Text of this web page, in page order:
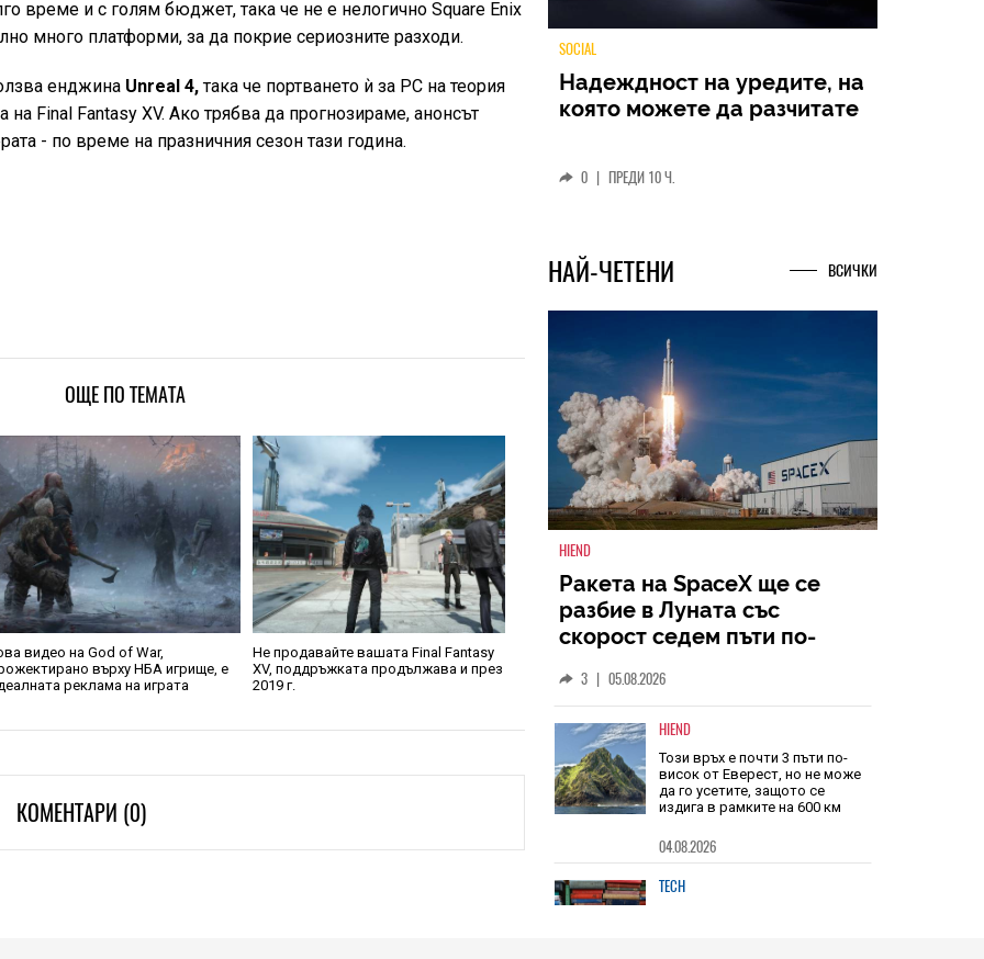
време и с голям бюджет, така че не е нелогично Square Enix
много платформи, за да покрие сериозните разходи.
енджина Unreal 4,така че портването ѝ за РС на теория
Final Fantasy XV. Ако трябва да прогнозираме, анонсът
- по време на празничния сезон тази година.
ОЩЕ ПО ТЕМАТА
видео на God of War,
върху НБА игрище, е
реклама на играта
Не продавайте вашата Final Fantasy
XV, поддръжката продължава и през
2019 г.
КОМЕНТАРИ (0)
TECH
Ultra – ново име, познато
НАЙ-ЧЕТЕНИ
HIEND
Ракета на SpaceX ще се
разбие в Луната със
голяма от скоростта на
звука
| 05.08.2026
HIEND
Този връх е почти 3 пъти по-
да го усетите, защото се
издига в рамките на 600 км